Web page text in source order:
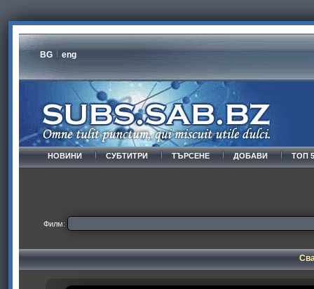
BG eng
НОВИНИ СУБТИТРИ ТЪРСЕНЕ ДОБАВИ ТОП
Филм: